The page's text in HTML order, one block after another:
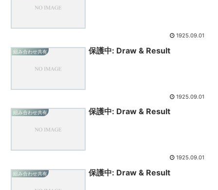
1925.09.01
組み合わせ共有 保護中: Draw & Result
1925.09.01
組み合わせ共有 保護中: Draw & Result
1925.09.01
組み合わせ共有 保護中: Draw & Result